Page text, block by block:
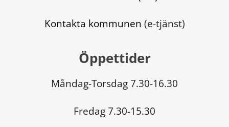
Kontakta kommunen (e-tjänst)
Öppettider
Måndag-Torsdag 7.30-16.30
Fredag 7.30-15.30